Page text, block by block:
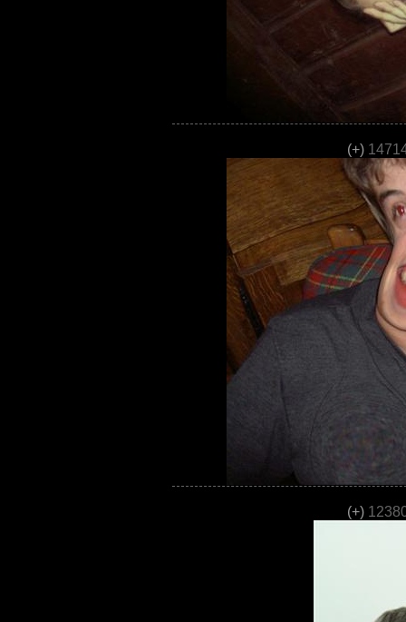
(+)
(+)